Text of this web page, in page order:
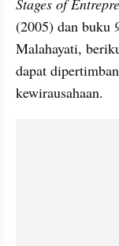
Stages of
(2005) dan buku
Malahayati,
dapat
kewirausahaan.